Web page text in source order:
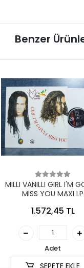
Benzer
MILLI VANILLI GIRL I'M
MISS YOU MAXI LP
1.572,45 TL
Adet
SEPETE EKLE